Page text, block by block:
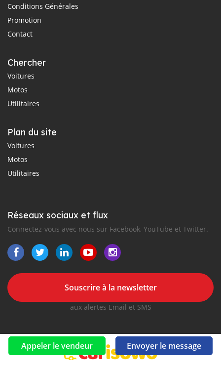
Appeler le vendeur Envoyer le message
Conditions Générales
Promotion
Contact
Chercher
Voitures
Motos
Utilitaires
Plan du site
Voitures
Motos
Utilitaires
Réseaux sociaux et flux
Connectez-vous avec nous sur Facebook, YouTube et Twitter.
Souscrire à la newsletter
aux alertes Email et SMS